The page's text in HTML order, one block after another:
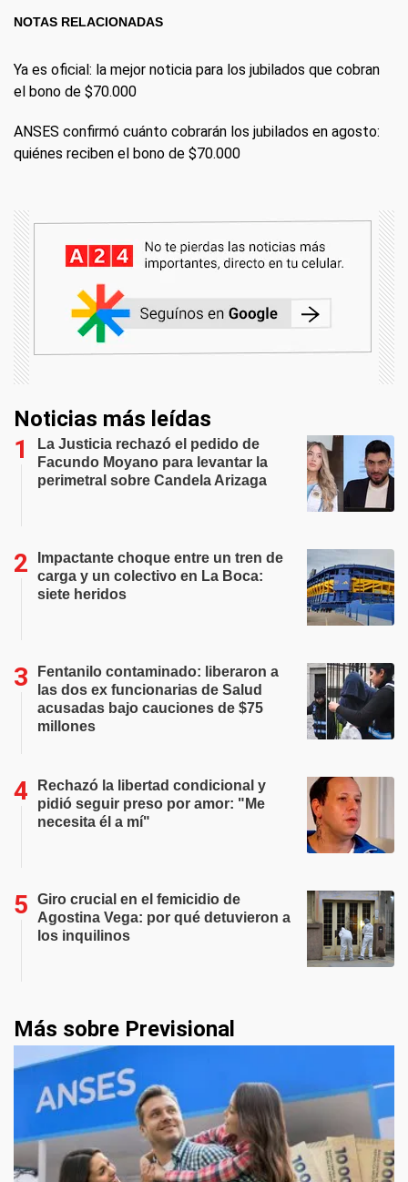
NOTAS RELACIONADAS
Ya es oficial: la mejor noticia para los jubilados que cobran
el bono de $70.000
ANSES confirmó cuánto cobrarán los jubilados en agosto:
quiénes reciben el bono de $70.000
Noticias más leídas
La Justicia rechazó el pedido de
Facundo Moyano para levantar la
perimetral sobre Candela Arizaga
Impactante choque entre un tren de
carga y un colectivo en La Boca:
siete heridos
Fentanilo contaminado: liberaron a
las dos ex funcionarias de Salud
acusadas bajo cauciones de $75
millones
Rechazó la libertad condicional y
pidió seguir preso por amor: "Me
necesita él a mí"
Giro crucial en el femicidio de
Agostina Vega: por qué detuvieron a
los inquilinos
Más sobre Previsional